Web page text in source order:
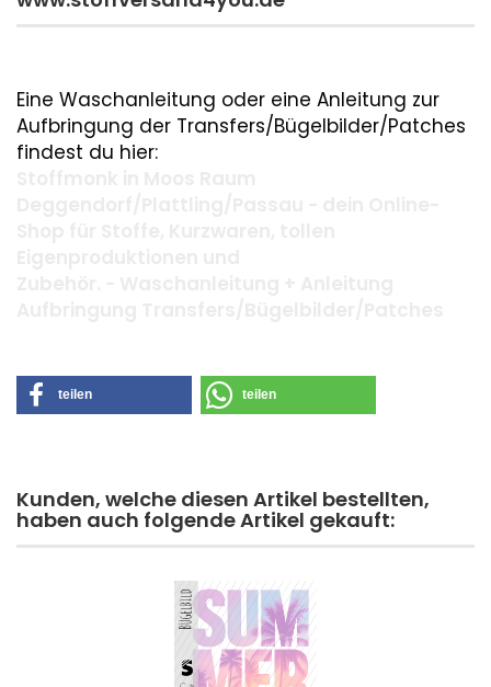
Eine Waschanleitung oder eine Anleitung zur
Aufbringung der Transfers/Bügelbilder/Patches
findest du hier:
teilen teilen
Kunden, welche diesen Artikel bestellten,
haben auch folgende Artikel gekauft: